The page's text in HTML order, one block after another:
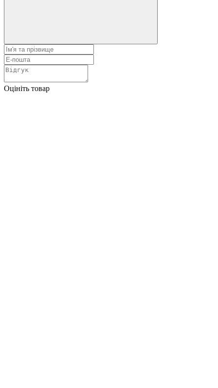
Оцініть товар